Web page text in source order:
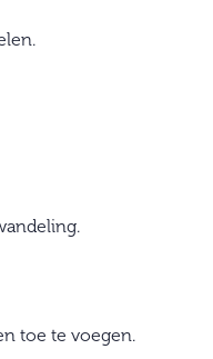
toe te voegen.